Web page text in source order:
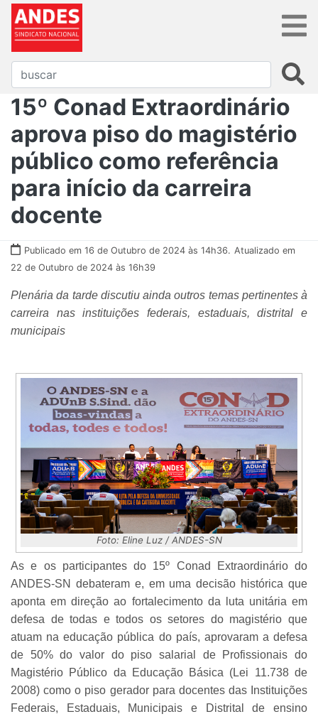
15º Conad Extraordinário
aprova piso do magistério
público como referência
para início da carreira
docente
Publicado em 16 de Outubro de 2024 às 14h36. Atualizado em
22 de Outubro de 2024 às 16h39
Plenária da tarde discutiu ainda outros temas pertinentes à
carreira nas instituições federais, estaduais, distrital e
municipais
Foto: Eline Luz / ANDES-SN
As e os participantes do 15º Conad Extraordinário do
ANDES-SN debateram e, em uma decisão histórica que
aponta em direção ao fortalecimento da luta unitária em
defesa de todas e todos os setores do magistério que
atuam na educação pública do país, aprovaram a defesa
de 50% do valor do piso salarial de Profissionais do
Magistério Público da Educação Básica (Lei 11.738 de
2008) como o piso gerador para docentes das Instituições
Federais, Estaduais, Municipais e Distrital de ensino